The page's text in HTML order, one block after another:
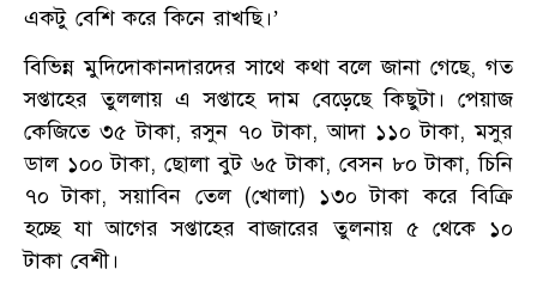
একটু বেশি করে কিনে রাখছি।’
বিভিন্ন মুদিদোকানদারদের সাথে কথা বলে জানা গেছে, গত
সপ্তাহের তুললায় এ সপ্তাহে দাম বেড়েছে কিছুটা। পেয়াজ
কেজিতে ৩৫ টাকা, রসুন ৭০ টাকা, আদা ১১০ টাকা, মসুর
ডাল ১০০ টাকা, ছোলা বুট ৬৫ টাকা, বেসন ৮০ টাকা, চিনি
৭০ টাকা, সয়াবিন তেল (খোলা) ১৩০ টাকা করে বিক্রি
হচ্ছে যা আগের সপ্তাহের বাজারের তুলনায় ৫ থেকে ১০
টাকা বেশী।